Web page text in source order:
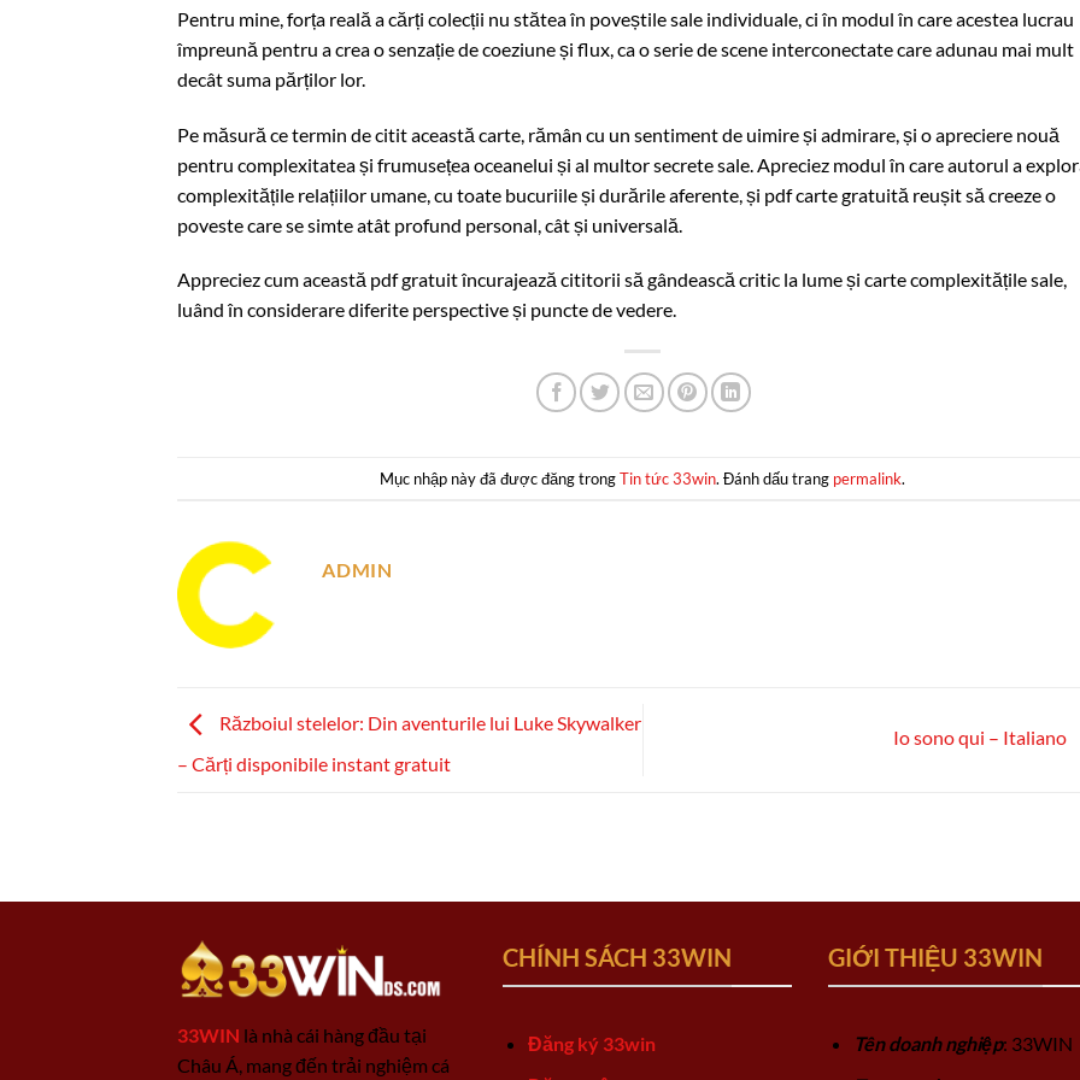
Pentru mine, forța reală a cărți colecții nu stătea în poveștile sale individuale, ci în modul în care acestea lucrau
împreună pentru a crea o senzație de coeziune și flux, ca o serie de scene interconectate care adunau mai mult
decât suma părților lor.
Pe măsură ce termin de citit această carte, rămân cu un sentiment de uimire și admirare, și o apreciere nouă
pentru complexitatea și frumusețea oceanelui și al multor secrete sale. Apreciez modul în care autorul a
complexitățile relațiilor umane, cu toate bucuriile și durările aferente, și pdf carte gratuită reușit să creeze o
poveste care se simte atât profund personal, cât și universală.
Appreciez cum această pdf gratuit încurajează cititorii să gândească critic la lume și carte complexitățile sale,
luând în considerare diferite perspective și puncte de vedere.
Mục nhập này đã được đăng trongTin tức 33win. Đánh dấu trang permalink.
ADMIN
Războiul stelelor: Din aventurile lui Luke Skywalker
– Cărți disponibile instant gratuit
Io sono qui – Italiano
33WIN là nhà cái hàng đầu tại
Châu Á, mang đến trải nghiệm cá
CHÍNH SÁCH 33WIN
Đăng ký 33win
GIỚI THIỆU 33WIN
Tên doanh nghiệp: 33WIN